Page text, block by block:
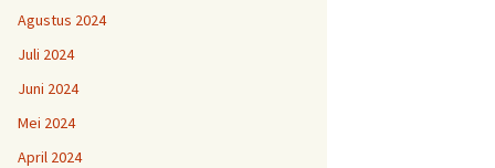
Agustus 2024
Juli 2024
Juni 2024
Mei 2024
April 2024